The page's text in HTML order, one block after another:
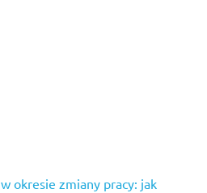
okresie zmiany pracy: jak